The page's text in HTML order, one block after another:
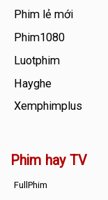
Phim lẻ mới
Phim1080
Luotphim
Hayghe
Xemphimplus
Phim hay TV
FullPhim